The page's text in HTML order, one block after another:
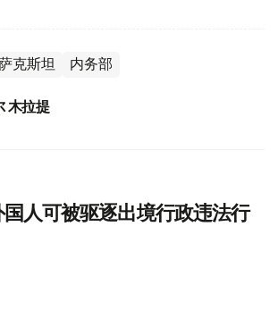
克斯坦 内务部
木拉提
人可被驱逐出境行政违法行